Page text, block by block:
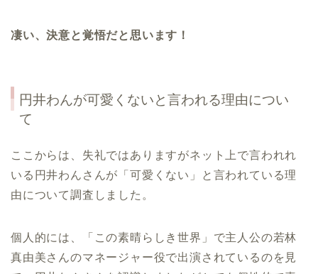
凄い、決意と覚悟だと思います！
円井わんが可愛くないと言われる理由につい
て
ここからは、失礼ではありますがネット上で言われれ
いる円井わんさんが「可愛くない」と言われている理
由について調査しました。
個人的には、「この素晴らしき世界」で主人公の若林
真由美さんのマネージャー役で出演されているのを見